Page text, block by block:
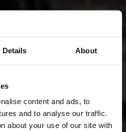
Details About
content and ads, to
and to analyse our traffic.
about your use of our site with